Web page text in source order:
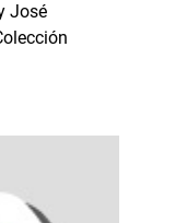
José